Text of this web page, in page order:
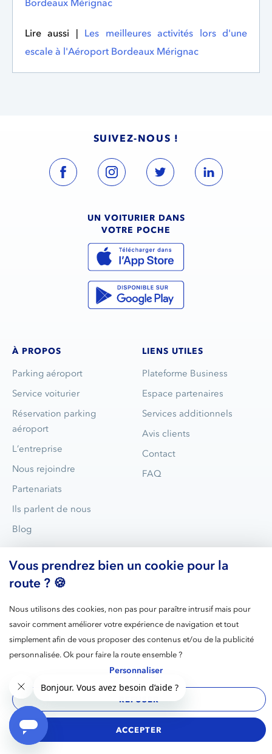
Bordeaux Mérignac
Lire aussi | Les meilleures activités lors d'une
escale à l'Aéroport Bordeaux Mérignac
SUIVEZ-NOUS !
UN VOITURIER DANS
VOTRE POCHE
À PROPOS
Parking aéroport
Service voiturier
Réservation parking
aéroport
L’entreprise
Nous rejoindre
Partenariats
Ils parlent de nous
Blog
LIENS UTILES
Plateforme Business
Espace partenaires
Services additionnels
Avis clients
Contact
FAQ
Blue Valet est aujourd’hui le leader du parking avec voiturier
dans les gares et les aéroports en France.
Mentions
légales
RGPD C.G.V Cookies
cookies
Vous prendrez bien un cookie pour la
route ? 🍪
Nous utilisons des cookies, non pas pour paraître intrusif mais pour
savoir comment améliorer votre expérience de navigation et tout
simplement afin de vous proposer des contenus et/ou de la publicité
personnalisée. Ok pour faire la route ensemble ?
Personnaliser
REFUSER
ACCEPTER